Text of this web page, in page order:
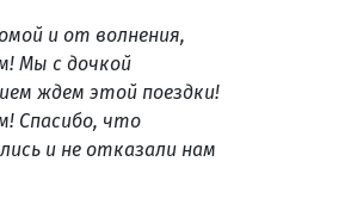
и от волнения,
Мы с дочкой
ждем этой поездки!
Спасибо, что
и не отказали нам